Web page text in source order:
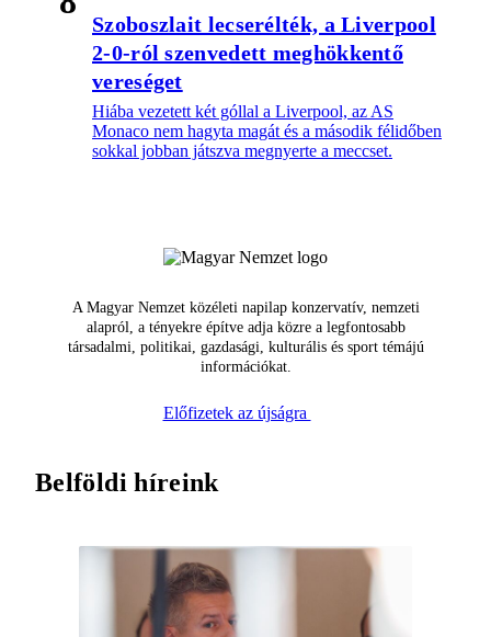
Szoboszlait lecserélték, a Liverpool
2-0-ról szenvedett meghökkentő
vereséget
Hiába vezetett két góllal a Liverpool, az AS
Monaco nem hagyta magát és a második félidőben
sokkal jobban játszva megnyerte a meccset.
A Magyar Nemzet közéleti napilap konzervatív, nemzeti
alapról, a tényekre építve adja közre a legfontosabb
társadalmi, politikai, gazdasági, kulturális és sport témájú
információkat.
Előfizetek az újságra
Belföldi híreink